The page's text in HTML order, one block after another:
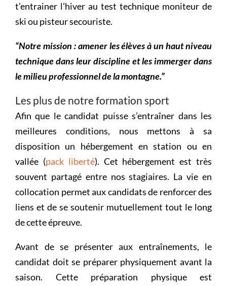
t’entrainer l’hiver au test technique moniteur de
ski ou pisteur secouriste.
“Notre mission : amener les élèves à un haut niveau
technique dans leur discipline et les immerger dans
le milieu professionnel de la montagne.”
Les plus de notre formation sport
Afin que le candidat puisse s’entraîner dans les
meilleures conditions, nous mettons à sa
disposition un hébergement en station ou en
vallée (pack liberté). Cet hébergement est très
souvent partagé entre nos stagiaires. La vie en
collocation permet aux candidats de renforcer des
liens et de se soutenir mutuellement tout le long
de cette épreuve.
Avant de se présenter aux entraînements, le
candidat doit se préparer physiquement avant la
saison. Cette préparation physique est